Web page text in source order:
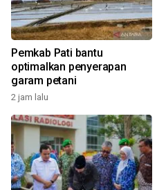
Pemkab Pati bantu
optimalkan penyerapan
garam petani
2 jam lalu